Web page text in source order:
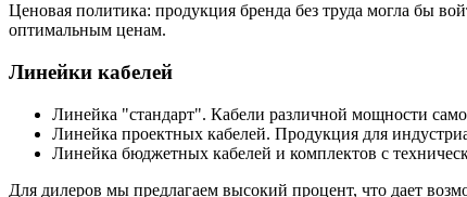
Ценовая политика: продукция бренда без труда могла бы
оптимальным ценам.
Линейки кабелей
Линейка "стандарт". Кабели различной мощности
Линейка проектных кабелей. Продукция для
Линейка бюджетных кабелей и комплектов с
Для дилеров мы предлагаем высокий процент, что дает